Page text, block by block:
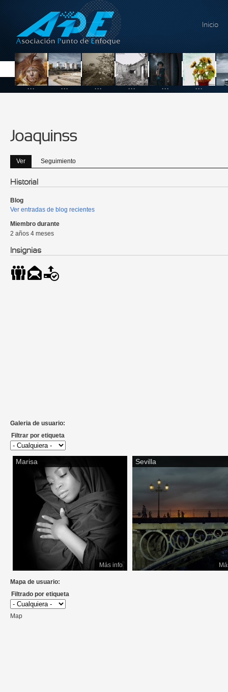
Inicio
... ... ... ... ... ...
Joaquinss
Solapas principales
Ver (solapa activa)
Seguimiento
Historial
Blog
Ver entradas de blog recientes
Miembro durante
2 años 4 meses
Insignias
Galeria de usuario:
Filtrar por etiqueta
Marisa
Más info
Sevilla
Mapa de usuario:
Filtrado por etiqueta
Map